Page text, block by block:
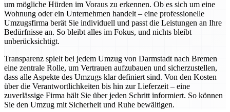
um mögliche Hürden im Voraus zu erkennen. Ob es sich um eine
Wohnung oder ein Unternehmen handelt – eine professionelle
Umzugsfirma berät Sie individuell und passt die Leistungen an Ihre
Bedürfnisse an. So bleibt alles im Fokus, und nichts bleibt
unberücksichtigt.
Transparenz spielt bei jedem Umzug von Darmstadt nach Bremen
eine zentrale Rolle, um Vertrauen aufzubauen und sicherzustellen,
dass alle Aspekte des Umzugs klar definiert sind. Von den Kosten
über die Verantwortlichkeiten bis hin zur Lieferzeit – eine
zuverlässige Firma hält Sie über jeden Schritt informiert. So können
Sie den Umzug mit Sicherheit und Ruhe bewältigen.